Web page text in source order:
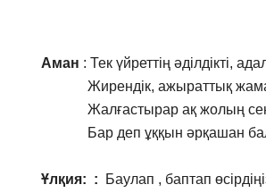
Аман : Тек үйреттің әділдікті,
Жирендік, ажыраттық
Жалғастырар ақ жолың
Бар деп ұққын әрқашан
Ұлқия: : Баулап , баптап